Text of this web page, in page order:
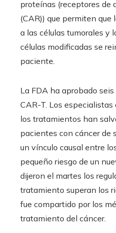
proteínas (receptores de
(CAR)) que permiten que
a las células tumorales y
células modificadas se
paciente.
La FDA ha aprobado
CAR-T. Los
los tratamientos han
pacientes con cáncer de
un vínculo causal entre
pequeño riesgo de un
dijeron el martes los
tratamiento superan los
fue compartido por los
tratamiento del cáncer.